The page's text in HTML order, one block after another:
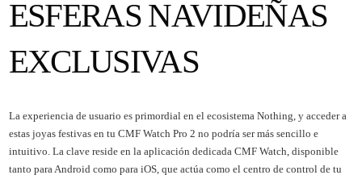
ESFERAS NAVIDEÑAS
EXCLUSIVAS
La experiencia de usuario es primordial en el ecosistema Nothing, y acceder a
estas joyas festivas en tu CMF Watch Pro 2 no podría ser más sencillo e
intuitivo. La clave reside en la aplicación dedicada CMF Watch, disponible
tanto para Android como para iOS, que actúa como el centro de control de tu